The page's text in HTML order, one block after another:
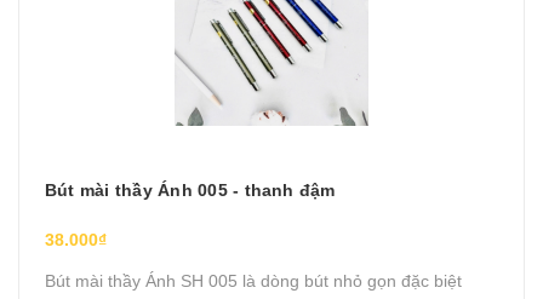
Bút mài thầy Ánh 005 - thanh đậm
38.000₫
Bút mài thầy Ánh SH 005 là dòng bút nhỏ gọn đặc biệt